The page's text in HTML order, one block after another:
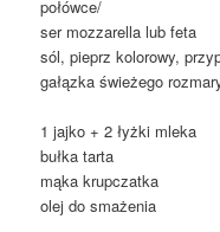
połówce/
ser mozzarella lub feta
sól, pieprz kolorowy,
gałązka świeżego
1 jajko + 2 łyżki mleka
bułka tarta
mąka krupczatka
olej do smażenia